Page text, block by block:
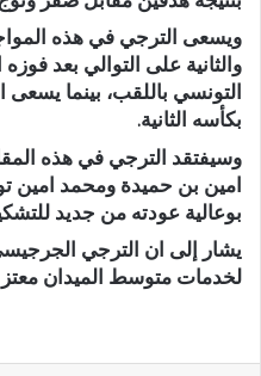
والثانية على التوالي بعد
التونسي باللقب، بينما
بكأسه الثانية.
وسيفتقد الترجي في هذه
امين بن حميدة ومحمد امين
بوعالية عودته من جديد
يشار إلى ان الترجي
لخدمات متوسط الميدان